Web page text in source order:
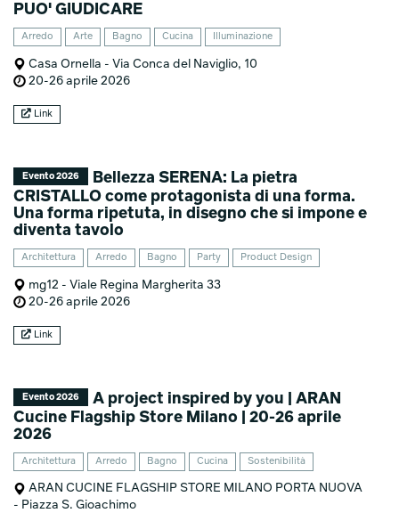
PUO' GIUDICARE
Arredo Arte Bagno Cucina Illuminazione
Casa Ornella - Via Conca del Naviglio, 10
20-26 aprile 2026
Link
Evento 2026
Bellezza SERENA: La pietra
CRISTALLO come protagonista di una forma.
Una forma ripetuta, in disegno che si impone e
diventa tavolo
Architettura Arredo Bagno Party Product Design
mg12 - Viale Regina Margherita 33
20-26 aprile 2026
Link
Evento 2026
A project inspired by you | ARAN
Cucine Flagship Store Milano | 20-26 aprile
2026
Architettura Arredo Bagno Cucina Sostenibilità
ARAN CUCINE FLAGSHIP STORE MILANO PORTA NUOVA
- Piazza S. Gioachimo